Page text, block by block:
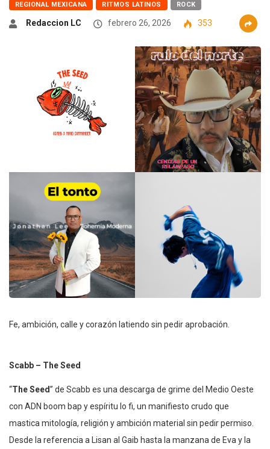
REGIONAL MEXICANA RITMOS LATINOS ROCK
Redaccion LC febrero 26, 2026 353
Fe, ambición, calle y corazón latiendo sin pedir aprobación.
Scabb – The Seed
“The Seed” de Scabb es una descarga de grime del Medio Oeste
con ADN boom bap y espíritu lo fi, un manifiesto crudo que
mastica mitología, religión y ambición material sin pedir permiso.
Desde la referencia a Lisan al Gaib hasta la manzana de Eva y la